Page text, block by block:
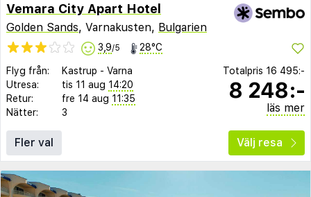
Vemara City Apart Hotel
Golden Sands, Varnakusten, Bulgarien
3,9/5 28°C
Flyg från: Kastrup - Varna
Utresa:
tis 11 aug 14:20
Retur:
fre 14 aug 11:35
Nätter:
3
Totalpris 16 495:-
8 248:-
läs mer
Fler val Välj resa